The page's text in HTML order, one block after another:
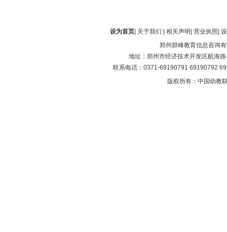
设为首页 关于我们 相关声明 营业执照
郑州群峰教育信息咨询
地址：郑州市经济技术开发区航海
联系电话：0371-69190791 69190792
版权所有：中国幼